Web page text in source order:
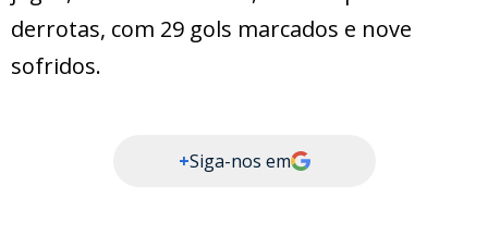
derrotas, com 29 gols marcados e nove
sofridos.
+Siga-nos em